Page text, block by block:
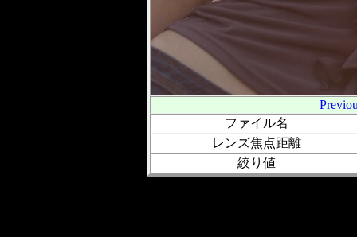
ファイル名
レンズ焦点距離
絞り値